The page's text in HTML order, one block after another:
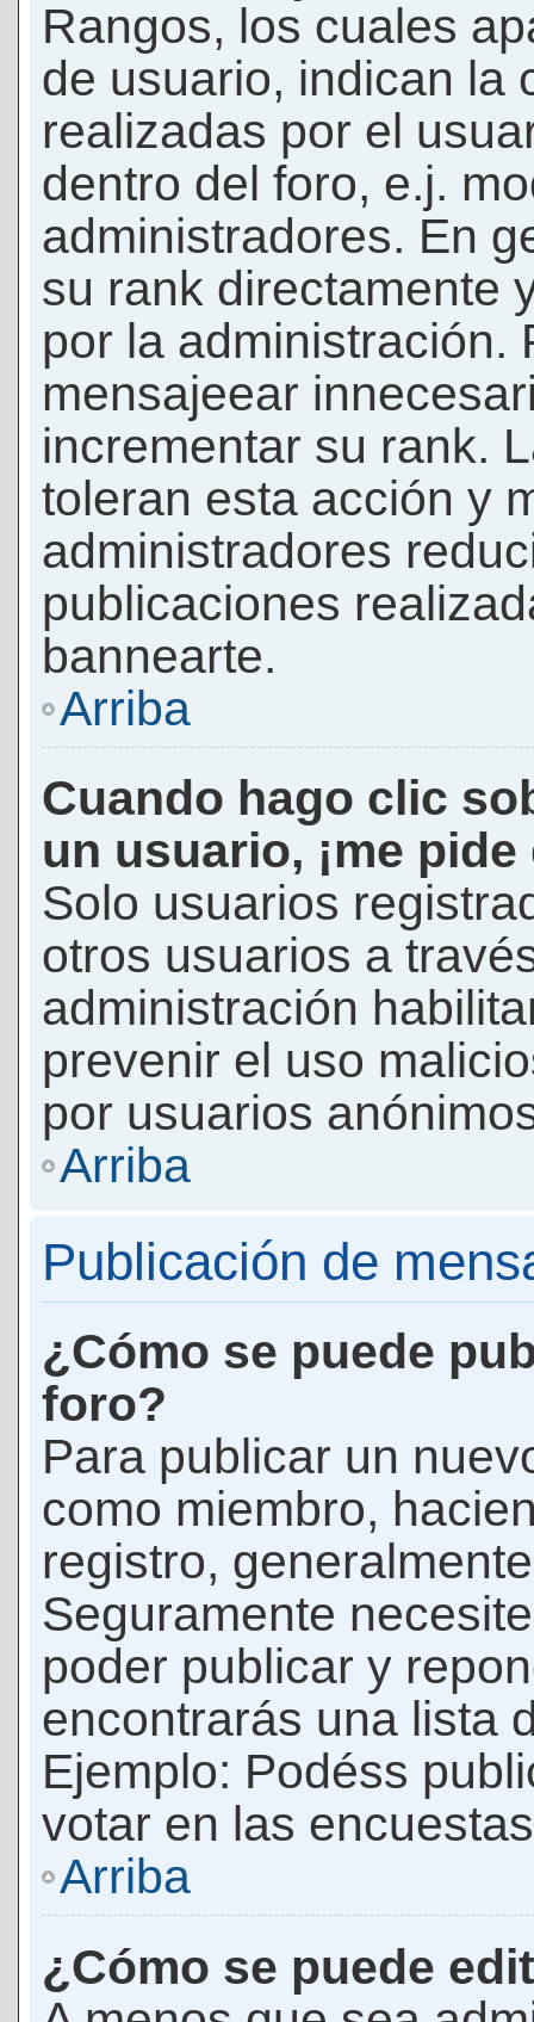
Rangos, los cuales
de usuario, indican la
realizadas por el
dentro del foro, e.j.
administradores. En
su rank directamente
por la administración.
mensajeear
incrementar su rank.
toleran esta acción y
administradores
publicaciones
bannearte.
Arriba
Cuando hago clic
un usuario, ¡me
Solo usuarios
otros usuarios a
administración
prevenir el uso
por usuarios
Arriba
Publicación de
¿Cómo se puede
foro?
Para publicar un
como miembro,
registro,
Seguramente
poder publicar y
encontrarás una lista
Ejemplo: Podéss
votar en las
Arriba
¿Cómo se puede